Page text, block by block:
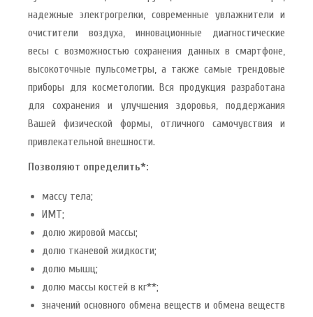
надежные электрогрелки, современные увлажнители и
очистители воздуха, инновационные диагностические
весы с возможностью сохранения данных в смартфоне,
высокоточные пульсометры, а также самые трендовые
приборы для косметологии. Вся продукция разработана
для сохранения и улучшения здоровья, поддержания
Вашей физической формы, отличного самочувствия и
привлекательной внешности.
Позволяют определить*:
массу тела;
ИМТ;
долю жировой массы;
долю тканевой жидкости;
долю мышц;
долю массы костей в кг**;
значений основного обмена веществ и обмена веществ